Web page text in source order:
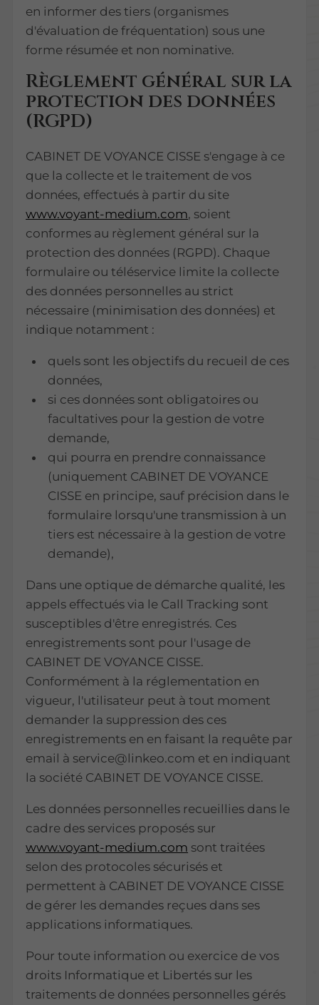
en informer des tiers (organismes
d'évaluation de fréquentation) sous une
forme résumée et non nominative.
Règlement général sur la
protection des données
(RGPD)
CABINET DE VOYANCE CISSE s'engage à ce
que la collecte et le traitement de vos
données, effectués à partir du site
www.voyant-medium.com, soient
conformes au règlement général sur la
protection des données (RGPD). Chaque
formulaire ou téléservice limite la collecte
des données personnelles au strict
nécessaire (minimisation des données) et
indique notamment :
quels sont les objectifs du recueil de ces
données,
si ces données sont obligatoires ou
facultatives pour la gestion de votre
demande,
qui pourra en prendre connaissance
(uniquement CABINET DE VOYANCE
CISSE en principe, sauf précision dans le
formulaire lorsqu'une transmission à un
tiers est nécessaire à la gestion de votre
demande),
Dans une optique de démarche qualité, les
appels effectués via le Call Tracking sont
susceptibles d'être enregistrés. Ces
enregistrements sont pour l'usage de
CABINET DE VOYANCE CISSE.
Conformément à la réglementation en
vigueur, l'utilisateur peut à tout moment
demander la suppression des ces
enregistrements en en faisant la requête par
email à service@linkeo.com et en indiquant
la société CABINET DE VOYANCE CISSE.
Les données personnelles recueillies dans le
cadre des services proposés sur
www.voyant-medium.com sont traitées
selon des protocoles sécurisés et
permettent à CABINET DE VOYANCE CISSE
de gérer les demandes reçues dans ses
applications informatiques.
Pour toute information ou exercice de vos
droits Informatique et Libertés sur les
traitements de données personnelles gérés